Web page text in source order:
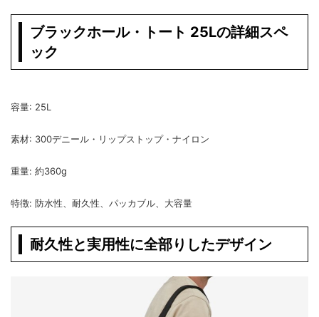
ブラックホール・トート 25Lの詳細スペ
ック
容量: 25L
素材: 300デニール・リップストップ・ナイロン
重量: 約360g
特徴: 防水性、耐久性、パッカブル、大容量
耐久性と実用性に全部りしたデザイン